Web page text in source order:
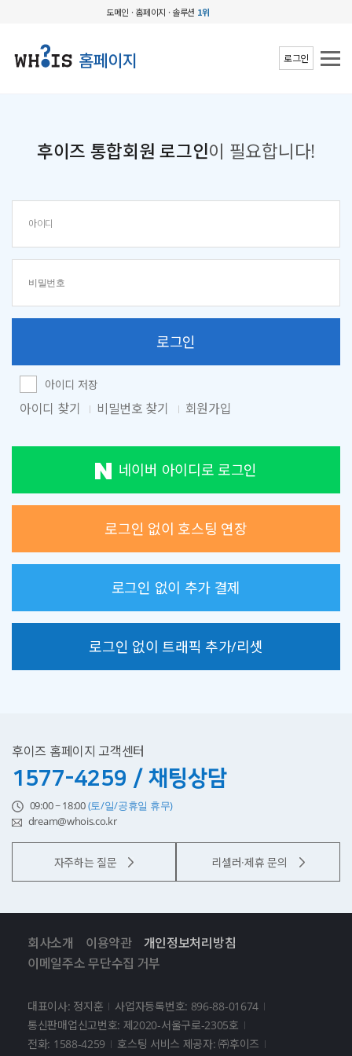
도메인 · 홈페이지 · 솔루션 1위
홈페이지 로그인
후이즈 통합회원 로그인이 필요합니다!
로그인
아이디 저장
아이디 찾기 비밀번호 찾기 회원가입
네이버 아이디로 로그인
로그인 없이 호스팅 연장
로그인 없이 추가 결제
로그인 없이 트래픽 추가/리셋
후이즈 홈페이지 고객센터
1577-4259 / 채팅상담
09:00 ~ 18:00(토/일/공휴일 휴무)
dream@whois.co.kr
자주하는 질문 리셀러·제휴 문의
회사소개 이용약관
개인정보처리방침
이메일주소 무단수집 거부
대표이사: 정지훈
사업자등록번호: 896-88-01674
통신판매업신고번호: 제2020-서울구로-2305호
전화: 1588-4259
호스팅 서비스 제공자: ㈜후이즈